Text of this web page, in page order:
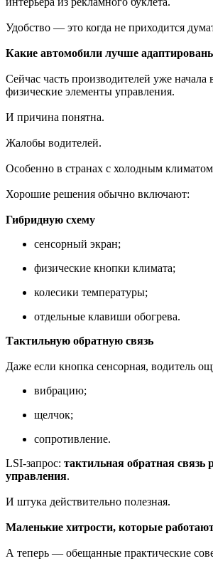
Удобство — это когда не приходится
Какие автомобили лучше
Сейчас часть производителей уже начала
физические элементы управления.
И причина понятна.
Жалобы водителей.
Особенно в странах с холодным
Хорошие решения обычно включают:
Гибридную схему
сенсорный экран;
физические кнопки климата;
колесики температуры;
отдельные клавиши обогрева.
Тактильную обратную связь
Даже если кнопка сенсорная, водитель
вибрацию;
щелчок;
сопротивление.
LSI-запрос: тактильная обратная связь
управления.
И штука действительно полезная.
Маленькие хитрости, которые
А теперь — обещанные практические